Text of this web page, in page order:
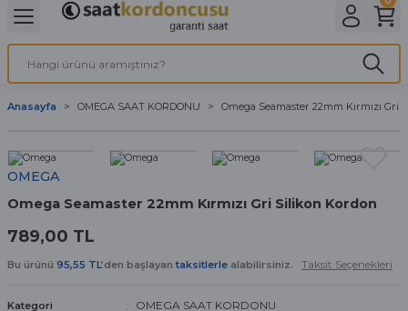
Geri Dön
& ELEKTİRİK AYDINLATMA & ELEKTRİK
BİLGİSAYAR
OFİS MALZEMELERİ
Geri Dön
ve Cihaz Pilleri
ÇEŞİTLERİ
ÇEŞİTLERİ
Geri Dön
Geri Dön
Kordon Çeşitleri
Kordonları
Kordonu
Anasayfa OMEGA SAAT KORDONU Omega Seamaster 22mm Kırmızı Gri
OMEGA
Omega Seamaster 22mm Kırmızı Gri Silikon Kordon
789,00 TL
Bu ürünü 95,55 TL’den başlayantaksitlerle alabilirsiniz. Taksit Seçenekleri
Kategori OMEGA SAAT KORDONU